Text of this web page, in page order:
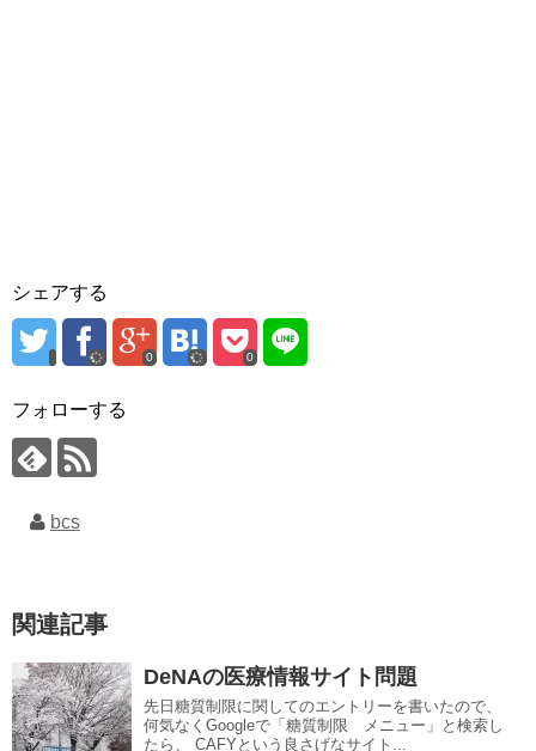
シェアする
0 0
フォローする
bcs
関連記事
DeNAの医療情報サイト問題
先日糖質制限に関してのエントリーを書いたので、
何気なくGoogleで「糖質制限 メニュー」と検索し
たら、 CAFYという良さげなサイト...